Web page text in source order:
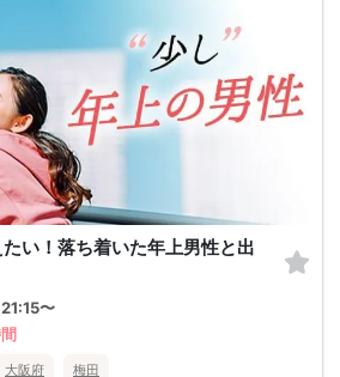
い！落ち着いた年上男性と出
〜
大阪府 梅田